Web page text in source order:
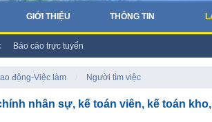
GIỚI THIỆU THÔNG TIN
Báo cáo trực tuyến
động-Việc làm Người tìm việc
nhân sự, kế toán viên, kế toán